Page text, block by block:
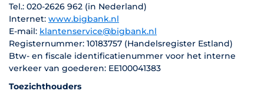
Tel.: 020-2626 962 (in Nederland)
Internet: www.bigbank.nl
E-mail: klantenservice@bigbank.nl
Registernummer: 10183757 (Handelsregister Estland)
Btw- en fiscale identificatienummer voor het interne
verkeer van goederen: EE100041383
Toezichthouders